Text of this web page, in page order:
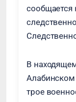
сообщается
В
трое